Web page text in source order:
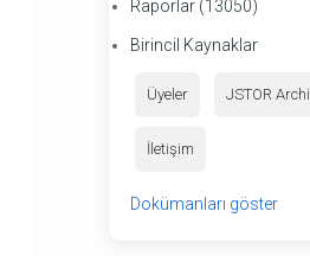
Raporlar (13050)
Birincil Kaynaklar
Üyeler JSTOR
İletişim
Dokümanları göster